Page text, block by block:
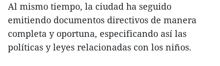
Al mismo tiempo, la ciudad ha seguido
emitiendo documentos directivos de manera
completa y oportuna, especificando así las
políticas y leyes relacionadas con los niños.